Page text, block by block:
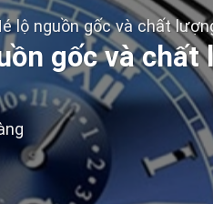
lộ nguồn gốc và chất
gốc và